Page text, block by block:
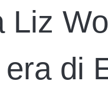
Liz
di